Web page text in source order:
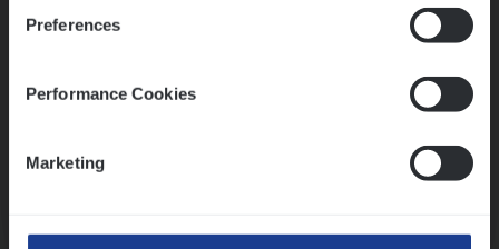
Preferences
Performance Cookies
Marketing